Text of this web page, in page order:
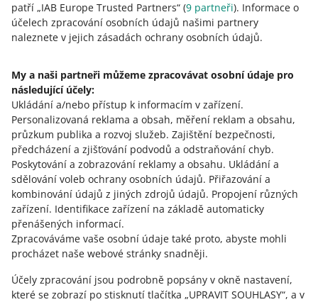
patří „IAB Europe Trusted Partners“ (9 partneři). Informace o
účelech zpracování osobních údajů našimi partnery
naleznete v jejich zásadách ochrany osobních údajů.
My a naši partneři můžeme zpracovávat osobní údaje pro
následující účely:
Ukládání a/nebo přístup k informacím v zařízení.
Personalizovaná reklama a obsah, měření reklam a obsahu,
průzkum publika a rozvoj služeb. Zajištění bezpečnosti,
předcházení a zjišťování podvodů a odstraňování chyb.
Poskytování a zobrazování reklamy a obsahu. Ukládání a
sdělování voleb ochrany osobních údajů. Přiřazování a
kombinování údajů z jiných zdrojů údajů. Propojení různých
zařízení. Identifikace zařízení na základě automaticky
přenášených informací.
Zpracováváme vaše osobní údaje také proto, abyste mohli
procházet naše webové stránky snadněji.
Účely zpracování jsou podrobně popsány v okně nastavení,
které se zobrazí po stisknutí tlačítka „UPRAVIT SOUHLASY“, a v
0 1 2 3 4 5 6 7
Potřebujete pomoc?
Kontaktujte nás
Zeptejte se komunity
Podívejte se na Allegro Komunitu